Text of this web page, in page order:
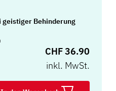
geistiger Behinderung
CHF 36.90
inkl. MwSt.